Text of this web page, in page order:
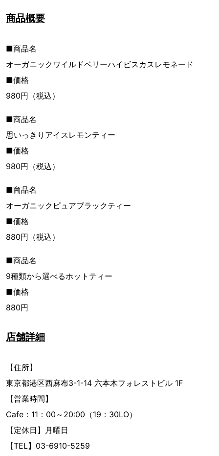
商品概要
■商品名
オーガニックワイルドベリーハイビスカスレモネード
■価格
980円（税込）
■商品名
思いっきりアイスレモンティー
■価格
980円（税込）
■商品名
オーガニックピュアブラックティー
■価格
880円（税込）
■商品名
9種類から選べるホットティー
■価格
880円
店舗詳細
【住所】
東京都港区西麻布3-1-14 六本木フォレストビル 1F
【営業時間】
Cafe：11：00～20:00（19：30LO）
【定休日】月曜日
【TEL】03-6910-5259